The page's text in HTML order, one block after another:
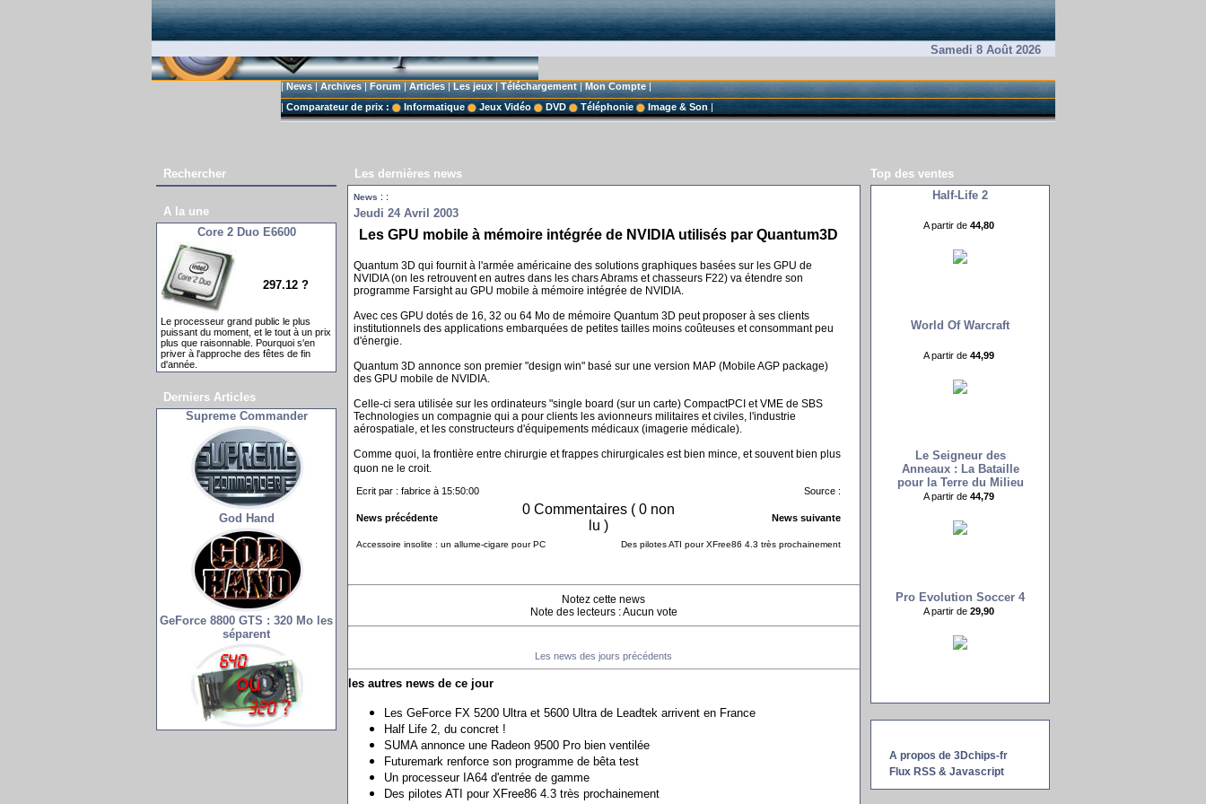
Samedi 8 Août 2026
|News|Archives|Forum|Articles|Les jeux|Téléchargement|Mon Compte|
| Comparateur de prix : Informatique Jeux Vidéo DVD Téléphonie Image & Son |
Rechercher
A la une
Core 2 Duo E6600
297.12 ?
Le processeur grand public le plus
puissant du moment, et le tout à un prix
plus que raisonnable. Pourquoi s'en
priver à l'approche des fêtes de fin
d'année.
Derniers Articles
Supreme Commander
God Hand
GeForce 8800 GTS : 320 Mo les
séparent
Les dernières news
News : :
Jeudi 24 Avril 2003
Les GPU mobile à mémoire intégrée de NVIDIA utilisés par Quantum3D
Quantum 3D qui fournit à l'armée américaine des solutions graphiques basées sur les GPU de
NVIDIA (on les retrouvent en autres dans les chars Abrams et chasseurs F22) va étendre son
programme Farsight au GPU mobile à mémoire intégrée de NVIDIA.
Avec ces GPU dotés de 16, 32 ou 64 Mo de mémoire Quantum 3D peut proposer à ses clients
institutionnels des applications embarquées de petites tailles moins coûteuses et consommant peu
d'énergie.
Quantum 3D annonce son premier "design win" basé sur une version MAP (Mobile AGP package)
des GPU mobile de NVIDIA.
Celle-ci sera utilisée sur les ordinateurs "single board (sur un carte) CompactPCI et VME de SBS
Technologies un compagnie qui a pour clients les avionneurs militaires et civiles, l'industrie
aérospatiale, et les constructeurs d'équipements médicaux (imagerie médicale).
Comme quoi, la frontière entre chirurgie et frappes chirurgicales est bien mince, et souvent bien plus
quon ne le croit.
Ecrit par : fabrice à 15:50:00 Source :
News précédente
0 Commentaires ( 0 non
lu )
News suivante
Accessoire insolite : un allume-cigare pour PC Des pilotes ATI pour XFree86 4.3 très prochainement
Notez cette news
Note des lecteurs : Aucun vote
Les news des jours précédents
les autres news de ce jour
Les GeForce FX 5200 Ultra et 5600 Ultra de Leadtek arrivent en France
Half Life 2, du concret !
SUMA annonce une Radeon 9500 Pro bien ventilée
Futuremark renforce son programme de bêta test
Un processeur IA64 d'entrée de gamme
Des pilotes ATI pour XFree86 4.3 très prochainement
Top des ventes
Half-Life 2
A partir de 44,80 
World Of Warcraft
A partir de 44,99 
Le Seigneur des
Anneaux : La Bataille
pour la Terre du Milieu
A partir de 44,79 
Pro Evolution Soccer 4
A partir de 29,90 
A propos de 3Dchips-fr
Flux RSS & Javascript